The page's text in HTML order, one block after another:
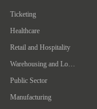
Ticketing
Healthcare
Retail and Hospitality
Warehousing and Logistics
Public Sector
Manufacturing